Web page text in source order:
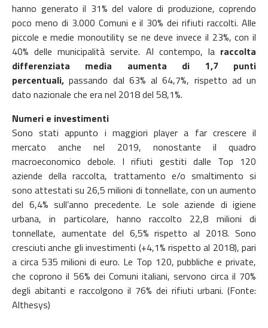
hanno generato il 31% del valore di produzione, coprendo
poco meno di 3.000 Comuni e il 30% dei rifiuti raccolti. Alle
piccole e medie monoutility se ne deve invece il 23%, con il
40% delle municipalità servite. Al contempo, la raccolta
differenziata media aumenta di 1,7 punti
percentuali, passando dal 63% al 64,7%, rispetto ad un
dato nazionale che era nel 2018 del 58,1%.
Numeri e investimenti
Sono stati appunto i maggiori player a far crescere il
mercato anche nel 2019, nonostante il quadro
macroeconomico debole. I rifiuti gestiti dalle Top 120
aziende della raccolta, trattamento e/o smaltimento si
sono attestati su 26,5 milioni di tonnellate, con un aumento
del 6,4% sull’anno precedente. Le sole aziende di igiene
urbana, in particolare, hanno raccolto 22,8 milioni di
tonnellate, aumentate del 6,5% rispetto al 2018. Sono
cresciuti anche gli investimenti (+4,1% rispetto al 2018), pari
a circa 535 milioni di euro. Le Top 120, pubbliche e private,
che coprono il 56% dei Comuni italiani, servono circa il 70%
degli abitanti e raccolgono il 76% dei rifiuti urbani. (Fonte:
Althesys)